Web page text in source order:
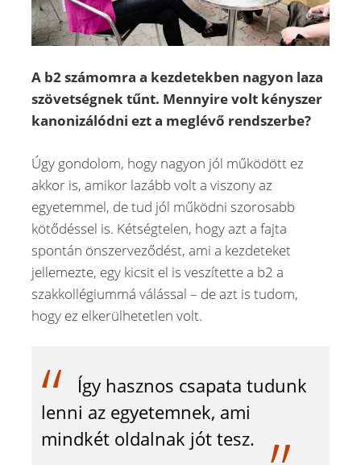
A b2 számomra a kezdetekben nagyon laza
szövetségnek tűnt. Mennyire volt kényszer
kanonizálódni ezt a meglévő rendszerbe?
Úgy gondolom, hogy nagyon jól működött ez
akkor is, amikor lazább volt a viszony az
egyetemmel, de tud jól működni szorosabb
kötődéssel is. Kétségtelen, hogy azt a fajta
spontán önszerveződést, ami a kezdeteket
jellemezte, egy kicsit el is veszítette a b2 a
szakkollégiummá válással – de azt is tudom,
hogy ez elkerülhetetlen volt.
Így hasznos csapata tudunk
lenni az egyetemnek, ami
mindkét oldalnak jót tesz.